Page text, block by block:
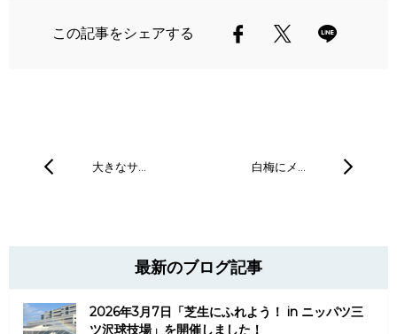
この記事をシェアする
大きなサ… 白梅にメ…
最新のブログ記事
2026年3月7日「芝生にふれよう！ in ニッパツ三
ツ沢球技場」を開催しました！